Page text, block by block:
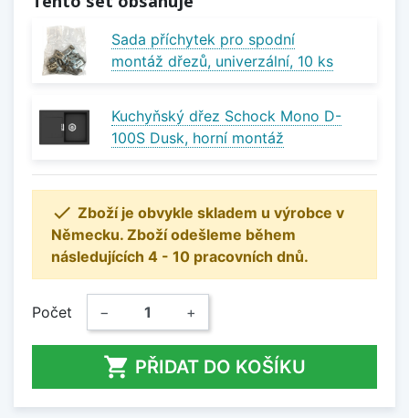
Sada příchytek pro spodní
montáž dřezů, univerzální, 10 ks
Kuchyňský dřez Schock Mono D-
100S Dusk, horní montáž
 Zboží je obvykle skladem u výrobce v
Německu. Zboží odešleme během
následujících 4 - 10 pracovních dnů.
Počet − +
 PŘIDAT DO KOŠÍKU